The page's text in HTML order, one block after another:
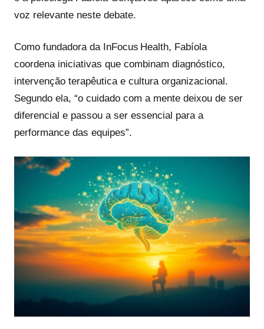
voz relevante neste debate.
Como fundadora da InFocus Health, Fabíola
coordena iniciativas que combinam diagnóstico,
intervenção terapêutica e cultura organizacional.
Segundo ela, “o cuidado com a mente deixou de ser
diferencial e passou a ser essencial para a
performance das equipes”.